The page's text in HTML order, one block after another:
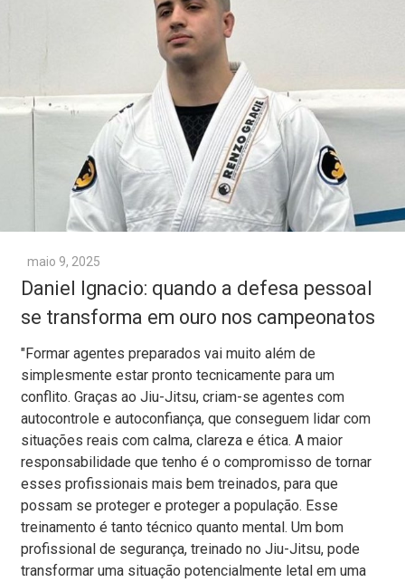
maio 9, 2025
Daniel Ignacio: quando a defesa pessoal
se transforma em ouro nos campeonatos
"Formar agentes preparados vai muito além de
simplesmente estar pronto tecnicamente para um
conflito. Graças ao Jiu-Jitsu, criam-se agentes com
autocontrole e autoconfiança, que conseguem lidar com
situações reais com calma, clareza e ética. A maior
responsabilidade que tenho é o compromisso de tornar
esses profissionais mais bem treinados, para que
possam se proteger e proteger a população. Esse
treinamento é tanto técnico quanto mental. Um bom
profissional de segurança, treinado no Jiu-Jitsu, pode
transformar uma situação potencialmente letal em uma